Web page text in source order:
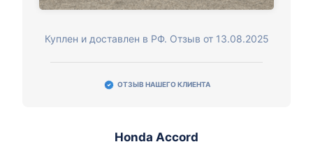
Куплен и доставлен в РФ. Отзыв от 13.08.2025
ОТЗЫВ НАШЕГО КЛИЕНТА
Honda Accord